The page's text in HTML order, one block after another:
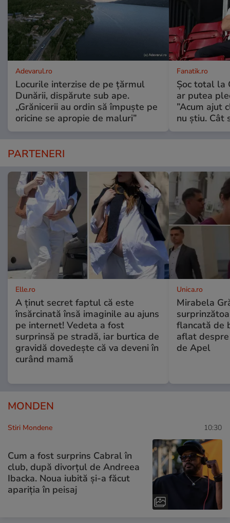
Adevarul.ro
Locurile interzise de pe țărmul
Dunării, dispărute sub ape.
„Grănicerii au ordin să împuște pe
oricine se apropie de maluri”
Fanatik.ro
Șoc total la
ar putea
”Acum ajut
nu știu. Cât
PARTENERI
Elle.ro
A ținut secret faptul că este
însărcinată însă imaginile au ajuns
pe internet! Vedeta a fost
surprinsă pe stradă, iar burtica de
gravidă dovedește că va deveni în
curând mamă
Unica.ro
Mirabela
flancată de
aflat
de Apel
MONDEN
Stiri Mondene 10:30
Cum a fost surprins Cabral în
club, după divorțul de Andreea
Ibacka. Noua iubită și-a făcut
apariția în peisaj